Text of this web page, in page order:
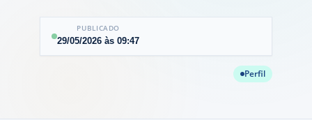
PUBLICADO
29/05/2026 às 09:47
Perfil